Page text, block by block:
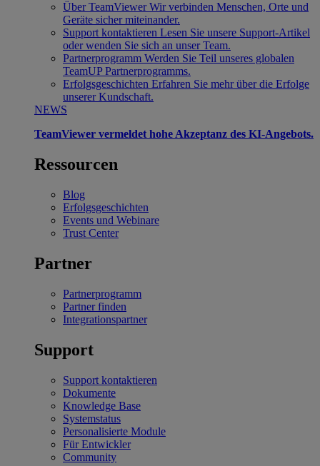
Über TeamViewer Wir verbinden Menschen, Orte und
Geräte sicher miteinander.
Support kontaktieren Lesen Sie unsere Support-Artikel
oder wenden Sie sich an unser Team.
Partnerprogramm Werden Sie Teil unseres globalen
TeamUP Partnerprogramms.
Erfolgsgeschichten Erfahren Sie mehr über die Erfolge
unserer Kundschaft.
NEWS
TeamViewer vermeldet hohe Akzeptanz des KI-Angebots.
Ressourcen
Blog
Erfolgsgeschichten
Events und Webinare
Trust Center
Partner
Partnerprogramm
Partner finden
Integrationspartner
Support
Support kontaktieren
Dokumente
Knowledge Base
Systemstatus
Personalisierte Module
Für Entwickler
Community